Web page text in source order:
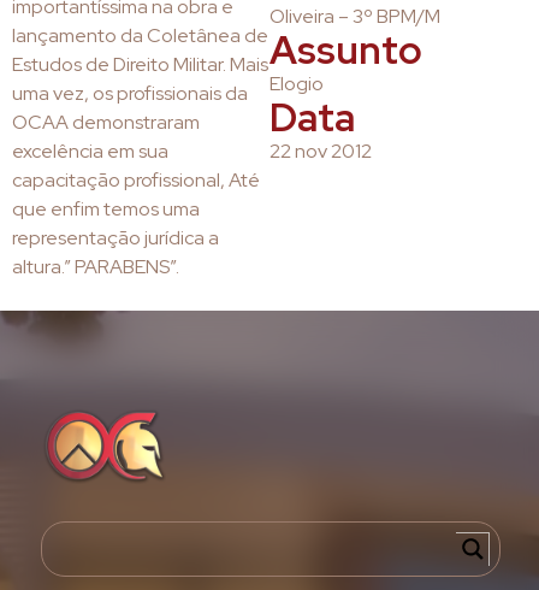
importantíssima na obra e
lançamento da Coletânea de
Estudos de Direito Militar. Mais
uma vez, os profissionais da
OCAA demonstraram
excelência em sua
capacitação profissional, Até
que enfim temos uma
representação jurídica a
altura.” PARABENS”.
Oliveira – 3º BPM/M
Assunto
Elogio
Data
22 nov 2012